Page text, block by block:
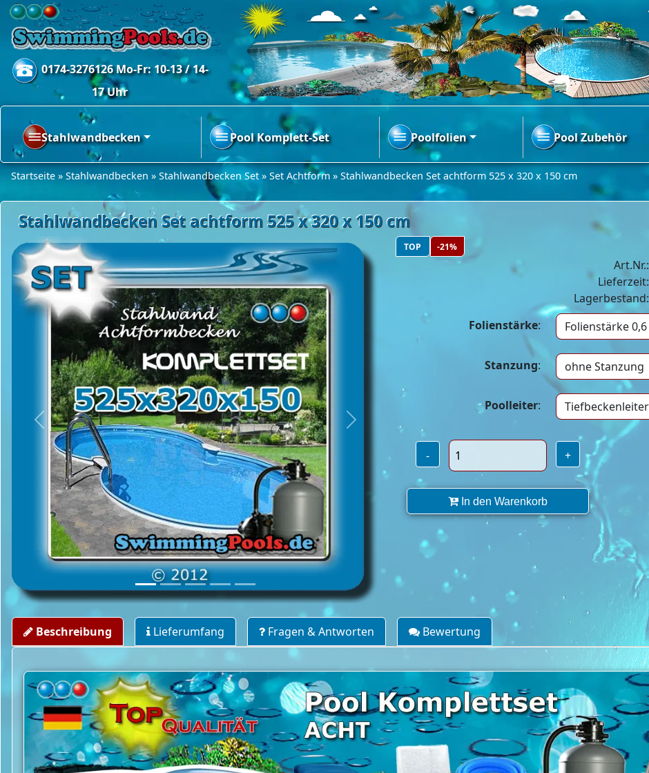
0174-3276126 Mo-Fr: 10-13 / 14-
17 Uhr
Stahlwandbecken Pool Komplett-Set Poolfolien Pool Zubehör
Startseite » Stahlwandbecken » Stahlwandbecken Set » Set Achtform » Stahlwandbecken Set achtform 525 x 320 x 150 cm
Stahlwandbecken Set achtform 525 x 320 x 150 cm
Previous Next
TOP -21%
Art.Nr.:
Lieferzeit:
Lagerbestand:
Folienstärke:
Stanzung:
Poolleiter:
- +
In den Warenkorb
Beschreibung Lieferumfang Fragen & Antworten Bewertung